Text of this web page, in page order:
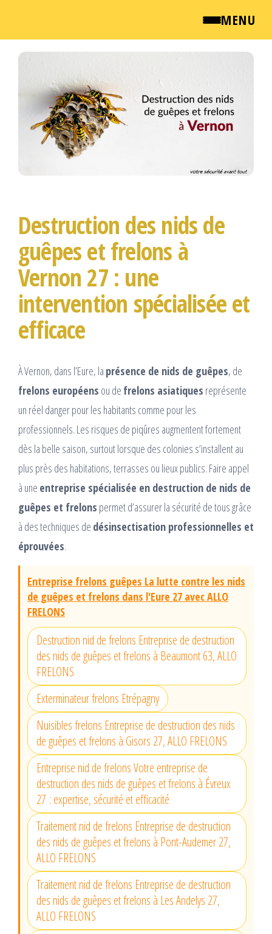
MENU
QUI SOMMES NOUS ?
NEWSROOM
TARIFS
Passer
contenu
Destruction des nids de
guêpes et frelons à
Vernon 27 : une
intervention spécialisée et
efficace
À Vernon, dans l’Eure, la présence de nids de guêpes, de
frelons européens ou de frelons asiatiques représente
un réel danger pour les habitants comme pour les
professionnels. Les risques de piqûres augmentent fortement
dès la belle saison, surtout lorsque des colonies s’installent au
plus près des habitations, terrasses ou lieux publics. Faire appel
à une entreprise spécialisée en destruction de nids de
guêpes et frelons permet d’assurer la sécurité de tous grâce
à des techniques de désinsectisation professionnelles et
éprouvées.
Entreprise frelons guêpes La lutte contre les nids
de guêpes et frelons dans l'Eure 27 avec ALLO
FRELONS
Destruction nid de frelons Entreprise de destruction
des nids de guêpes et frelons à Beaumont 63, ALLO
FRELONS
Exterminateur frelons Etrépagny
Nuisibles frelons Entreprise de destruction des nids
de guêpes et frelons à Gisors 27, ALLO FRELONS
Entreprise nid de frelons Votre entreprise de
destruction des nids de guêpes et frelons à Évreux
27 : expertise, sécurité et efficacité
Traitement nid de frelons Entreprise de destruction
des nids de guêpes et frelons à Pont-Audemer 27,
ALLO FRELONS
Traitement nid de frelons Entreprise de destruction
des nids de guêpes et frelons à Les Andelys 27,
ALLO FRELONS